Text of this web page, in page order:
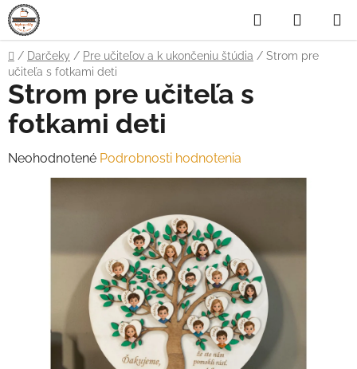
Prejsť
na
obsah
Hľadať
KOŠÍK
Domov
/ Darčeky / Pre učiteľov a k ukončeniu štúdia / Strom pre
učiteľa s fotkami deti
Strom pre učiteľa s
fotkami deti
Priemerné
hodnotenie
Neohodnotené Podrobnosti hodnotenia